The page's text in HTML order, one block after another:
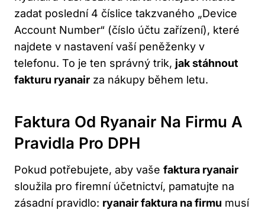
zadat poslední 4 číslice takzvaného „Device
Account Number“ (číslo účtu zařízení), které
najdete v nastavení vaší peněženky v
telefonu. To je ten správný trik, jak stáhnout
fakturu ryanair za nákupy během letu.
Faktura Od Ryanair Na Firmu A
Pravidla Pro DPH
Pokud potřebujete, aby vaše faktura ryanair
sloužila pro firemní účetnictví, pamatujte na
zásadní pravidlo: ryanair faktura na firmu musí